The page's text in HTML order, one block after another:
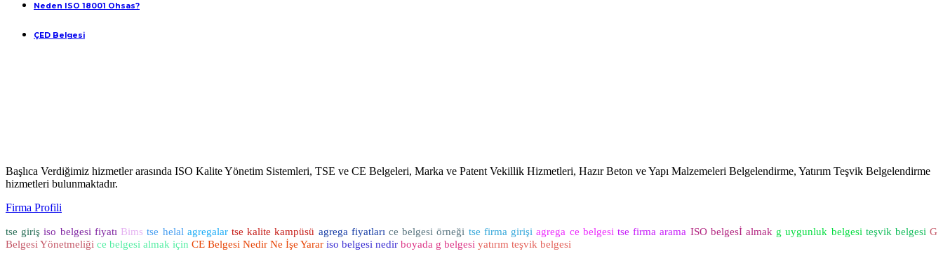
Neden ISO 18001 Ohsas?
ÇED Belgesi
Başlıca Verdiğimiz hizmetler arasında ISO Kalite Yönetim Sistemleri, TSE ve CE Belgeleri, Marka ve Patent Vekillik Hizmetleri, Hazır Beton ve Yapı Malzemeleri Belgelendirme, Yatırım Teşvik Belgelendirme
hizmetleri bulunmaktadır.
Firma Profili
tse giriş iso belgesi fiyatı Bims tse helal agregalar tse kalite kampüsü agrega fiyatları ce belgesi örneği tse firma girişi agrega ce belgesi tse firma arama ISO belgesİ almak g uygunluk belgesi teşvik belgesi G
Belgesi Yönetmeliği ce belgesi almak için CE Belgesi Nedir Ne İşe Yarar iso belgesi nedir boyada g belgesi yatırım teşvik belgesi